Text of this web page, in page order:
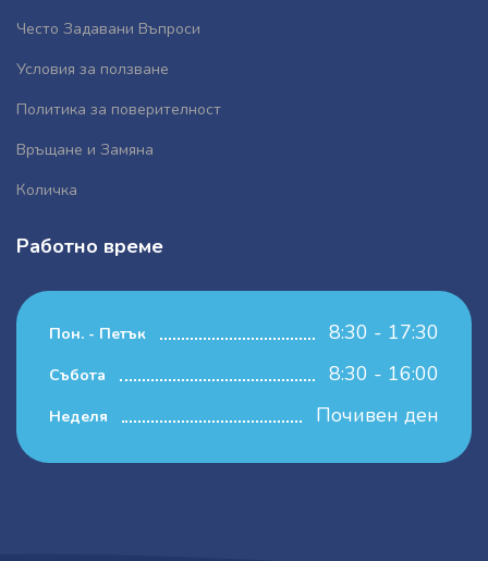
Често Задавани Въпроси
Условия за ползване
Политика за поверителност
Връщане и Замяна
Количка
Работно време
Пон. - Петък 8:30 - 17:30
Събота 8:30 - 16:00
Неделя Почивен ден